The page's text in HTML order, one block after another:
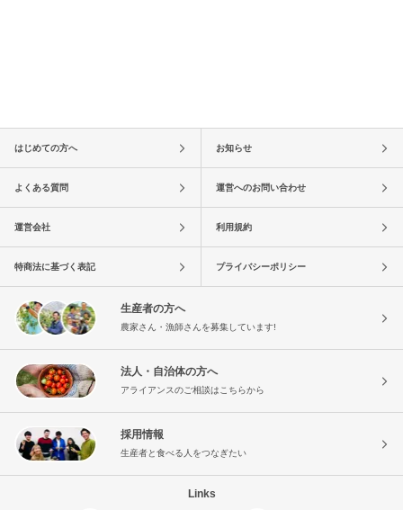
はじめての方へ お知らせ
よくある質問 運営へのお問い合わせ
運営会社 利用規約
特商法に基づく表記 プライバシーポリシー
生産者の方へ
農家さん・漁師さんを募集しています!
法人・自治体の方へ
アライアンスのご相談はこちらから
採用情報
生産者と食べる人をつなぎたい
Links